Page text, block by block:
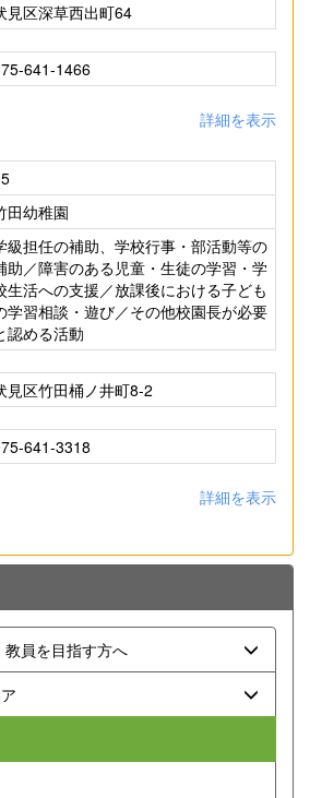
見区深草西出町64
641-1466
詳細を表示
田幼稚園
級担任の補助、学校行事・部活動等の
助／障害のある児童・生徒の学習・学
生活への支援／放課後における子ども
学習相談・遊び／その他校園長が必要
認める活動
見区竹田桶ノ井町8-2
641-3318
詳細を表示
員を目指す方へ